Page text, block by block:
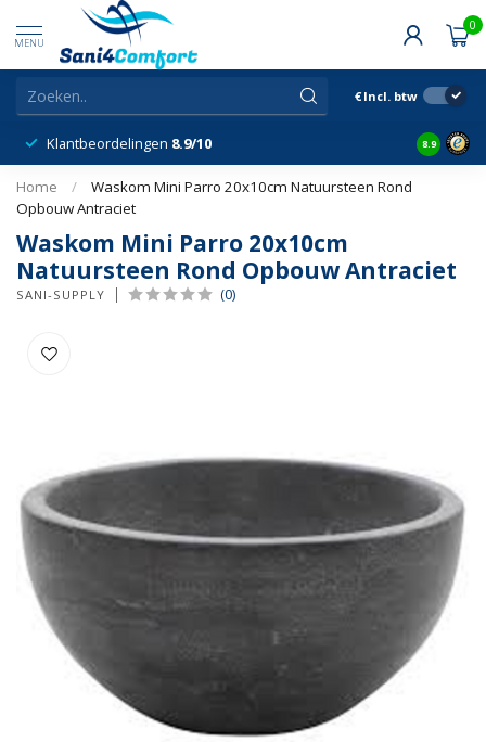
MENU
0
€ Incl. btw
Klantbeordelingen 8.9/10 8.9
Home /
Waskom Mini Parro 20x10cm Natuursteen Rond
Opbouw Antraciet
Waskom Mini Parro 20x10cm
Natuursteen Rond Opbouw Antraciet
SANI-SUPPLY (0)